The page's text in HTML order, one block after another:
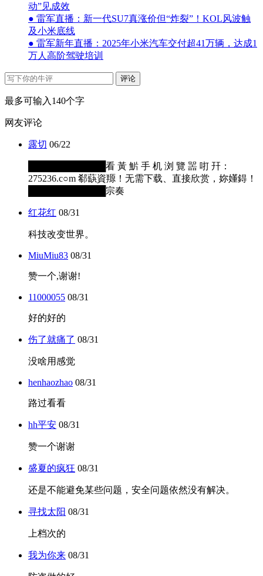
动”见成效
● 雷军直播：新一代SU7真涨价但“炸裂”！KOL风波触
及小米底线
● 雷军新年直播：2025年小米汽车交付超41万辆，达成1
万人高阶驾驶培训
评论
最多可输入140个字
网友评论
露切 06/22
████████████看 黃 魸 手 机 浏 覽 噐 咑 幵：
275236.c○m 郗蒛資羱！无需下载、直接欣赏，妳嬞鍀！
████████████宗奏
红花红 08/31
科技改变世界。
MiuMiu83 08/31
赞一个,谢谢!
11000055 08/31
好的好的
伤了就痛了 08/31
没啥用感觉
henhaozhao 08/31
路过看看
hh平安 08/31
赞一个谢谢
盛夏的疯狂 08/31
还是不能避免某些问题，安全问题依然没有解决。
寻找太阳 08/31
上档次的
我为你来 08/31